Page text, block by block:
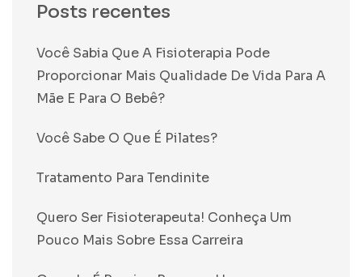
Posts recentes
Você Sabia Que A Fisioterapia Pode
Proporcionar Mais Qualidade De Vida Para A
Mãe E Para O Bebê?
Você Sabe O Que É Pilates?
Tratamento Para Tendinite
Quero Ser Fisioterapeuta! Conheça Um
Pouco Mais Sobre Essa Carreira